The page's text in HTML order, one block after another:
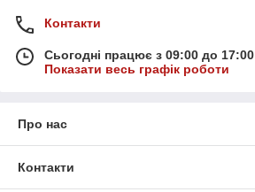
Контакти
Сьогодні працює з 09:00 до 17:00
Показати весь графік роботи
Про нас
Контакти